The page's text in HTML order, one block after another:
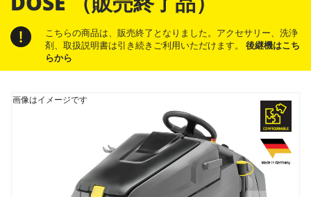
こちらの商品は、販売終了となりました。アクセサリー、洗浄
剤、取扱説明書は引き続きご利用いただけます。 後継機はこち
らから
画像はイメージです